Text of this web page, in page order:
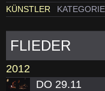
KÜNSTLER KATEGORIE
FLIEDER
2012
DO 29.11